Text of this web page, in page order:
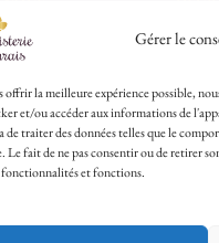
Gérer le
offrir la meilleure expérience possible,
et/ou accéder aux informations de
de traiter des données telles que le
Le fait de ne pas consentir ou de retirer
fonctionnalités et fonctions.
:
Calvaire
Lu-Sa
Dim